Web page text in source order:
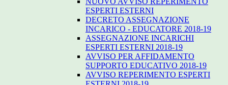
ESPERTI ESTERNI
DECRETO ASSEGNAZIONE
INCARICO - EDUCATORE 2018-19
ASSEGNAZIONE INCARICHI
ESPERTI ESTERNI 2018-19
AVVISO PER AFFIDAMENTO
SUPPORTO EDUCATIVO 2018-19
AVVISO REPERIMENTO ESPERTI